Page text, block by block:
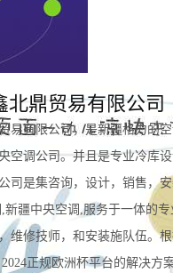
北鼎贸易有限公司
易有限公司，是新疆格力的
空调公司。并且是专业冷库
司是集咨询，设计，销售，
新疆中央空调,服务于一体的
维修技师，和安装施队伍。
正规欧洲杯平台的解决方